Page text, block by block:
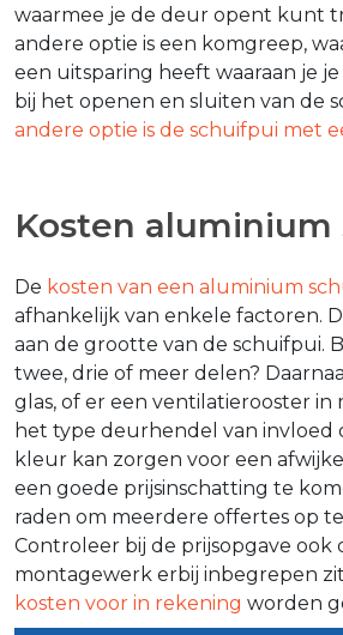
waarmee je de deur opent kunt
andere optie is een komgreep,
een uitsparing heeft waaraan je
bij het openen en sluiten van de
andere optie is de schuifpui met
Kosten
De kosten van een aluminium
afhankelijk van enkele factoren.
aan de grootte van de schuifpui.
twee, drie of meer delen?
glas, of er een ventilatierooster in
het type deurhendel van invloed
kleur kan zorgen voor een
een goede prijsinschatting te
raden om meerdere offertes op
Controleer bij de prijsopgave ook
montagewerk erbij inbegrepen
kosten voor in rekening worden